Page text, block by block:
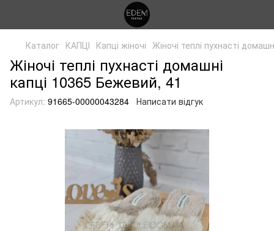
Каталог КАПЦІ Капці жіночі Жіночі теплі пухнасті
Жіночі теплі пухнасті домашні
капці 10365 Бежевий, 41
Артикул: 91665-00000043284 Написати відгук